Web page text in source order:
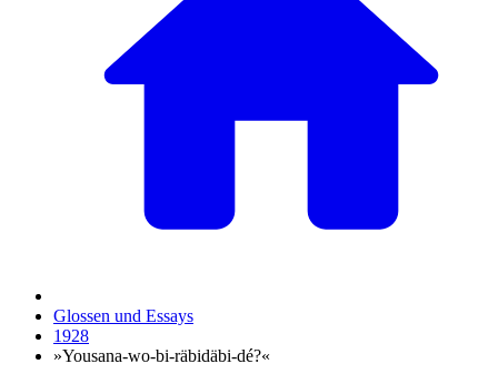
Glossen und Essays
1928
»Yousana-wo-bi-räbidäbi-dé?«